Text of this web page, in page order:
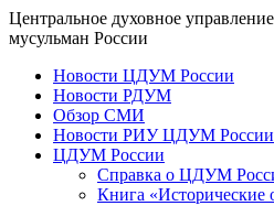
Центральное духовное управление
мусульман России
Новости ЦДУМ России
Новости РДУМ
Обзор СМИ
Новости РИУ ЦДУМ России
ЦДУМ России
Справка о ЦДУМ
Книга «Исторические